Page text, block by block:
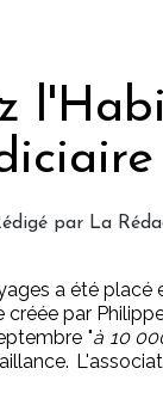
par La
a été placé
par
"à 10